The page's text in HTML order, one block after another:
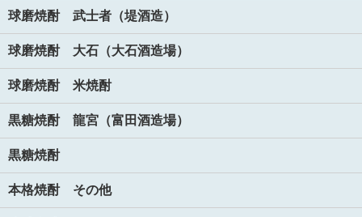
球磨焼酎 武士者（堤酒造）
球磨焼酎 大石（大石酒造場）
球磨焼酎 米焼酎
黒糖焼酎 龍宮（富田酒造場）
黒糖焼酎
本格焼酎 その他